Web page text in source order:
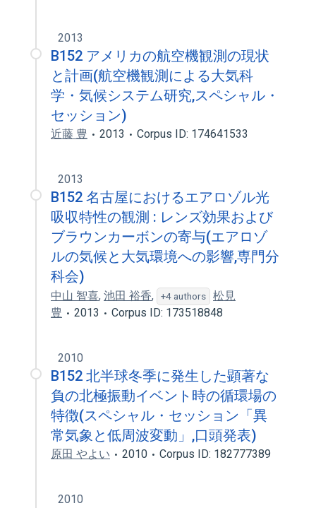
2013
B152 アメリカの航空機観測の現状
と計画(航空機観測による大気科
学・気候システム研究,スペシャル・
セッション)
近藤 豊 2013 Corpus ID: 174641533
2013
B152 名古屋におけるエアロゾル光
吸収特性の観測 : レンズ効果および
ブラウンカーボンの寄与(エアロゾ
ルの気候と大気環境への影響,専門分
科会)
中山 智喜, 池田 裕香, +4 authors
松見
豊
2013 Corpus ID: 173518848
2010
B152 北半球冬季に発生した顕著な
負の北極振動イベント時の循環場の
特徴(スペシャル・セッション「異
常気象と低周波変動」,口頭発表)
原田 やよい 2010 Corpus ID: 182777389
2010